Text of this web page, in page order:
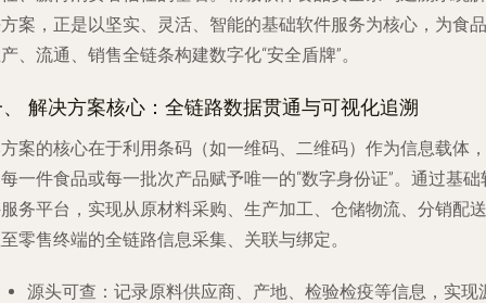
案，正是以坚实、灵活、智能的基础软件服务为核心，为食品
、流通、销售全链条构建数字化“安全盾牌”。
解决方案核心：全链路数据贯通与可视化追溯
案的核心在于利用条码（如一维码、二维码）作为信息载体，
一件食品或每一批次产品赋予唯一的“数字身份证”。通过基础
务平台，实现从原材料采购、生产加工、仓储物流、分销配送
零售终端的全链路信息采集、关联与绑定。
源头可查 ：记录原料供应商、产地、检验检疫等信息，实现